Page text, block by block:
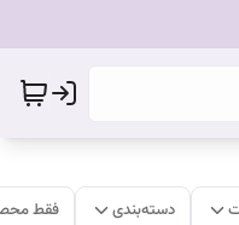
دسته‌بندی فقط